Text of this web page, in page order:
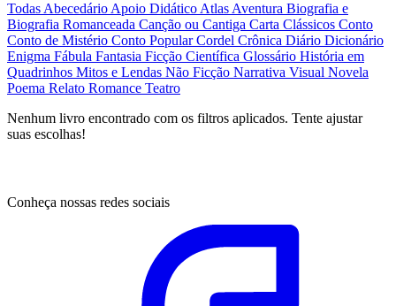
TodasAbecedárioApoio DidáticoAtlasAventura Biografia e
Biografia Romanceada Canção ou Cantiga Carta Clássicos Conto
Conto de Mistério Conto PopularCordel Crônica Diário Dicionário
Enigma Fábula Fantasia Ficção Científica Glossário História em
Quadrinhos Mitos e Lendas Não Ficção Narrativa Visual Novela
Poema Relato Romance Teatro
Nenhum livro encontrado com os filtros aplicados. Tente ajustar
suas escolhas!
Conheça nossas redes sociais